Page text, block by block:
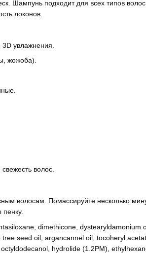
Шампунь подходит для всех типов
локонов.
увлажнения.
жожоба).
волос.
волосам. Помассируйте несколько
dimethicone, dystearyldamonium
seed oil, argancannel oil, tocoheryl
hydrolide (1.2PM),